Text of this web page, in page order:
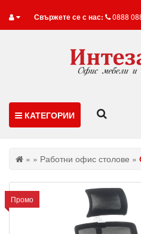
Свържете се с нас: 0888
КАТЕГОРИИ
» » Работни офис столове »
Промо